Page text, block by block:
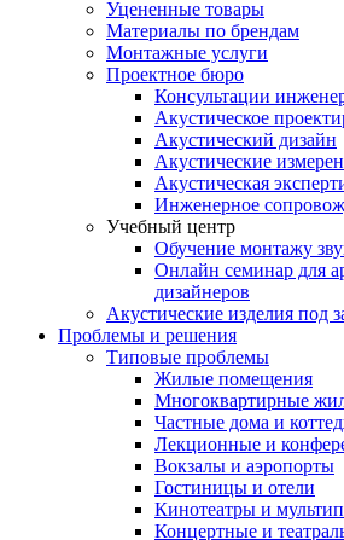
Уцененные товары
Материалы по брендам
Монтажные услуги
Проектное бюро
Консультации
Акустическое
Акустический дизайн
Акустические
Акустическая
Инженерное
Учебный центр
Обучение монтажу
Онлайн семинар для
дизайнеров
Акустические изделия под
Проблемы и решения
Типовые проблемы
Жилые помещения
Многоквартирные
Частные дома и
Лекционные и
Вокзалы и аэропорты
Гостиницы и отели
Кинотеатры и
Концертные и